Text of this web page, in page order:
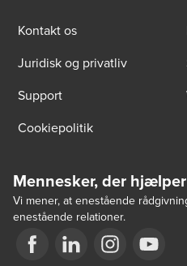
Kontakt os
Juridisk og privatliv
Support
Cookiepolitik
Mennesker, der
Vi mener, at enestående
enestående relationer.